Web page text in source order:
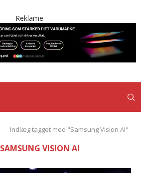
Reklame
Indlæg tagget med "Samsung Vision AI"
SAMSUNG VISION AI